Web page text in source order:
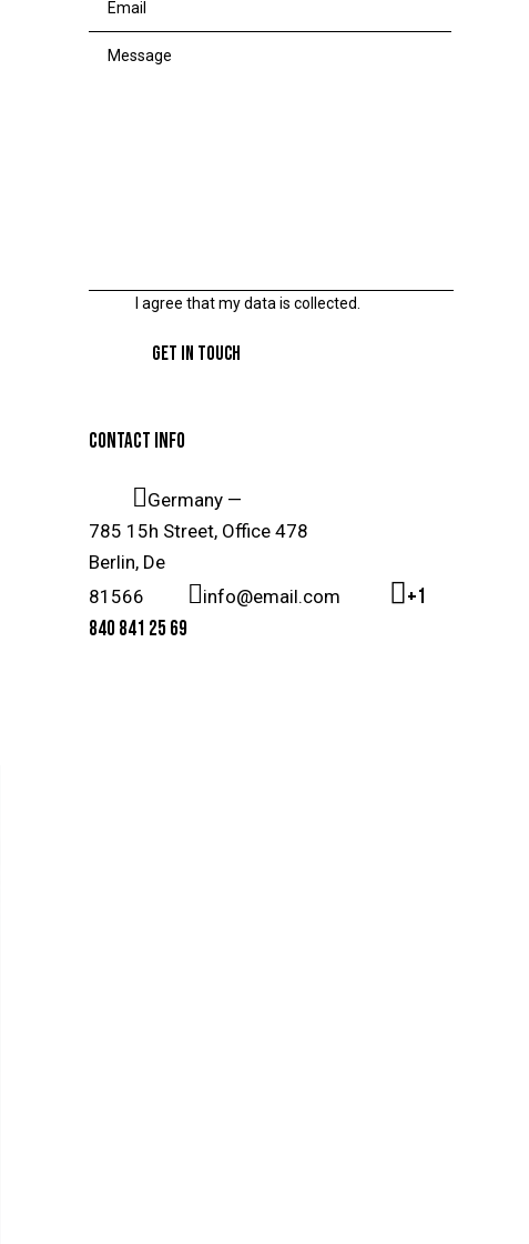
I agree that my data iscollected
CONTACT INFO
Germany —
785 15h Street, Office 478
Berlin, De
81566
info@email.com
+1
840 841 25 69